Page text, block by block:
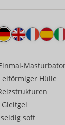
eiförmiger Hülle
Gleitgel
soft